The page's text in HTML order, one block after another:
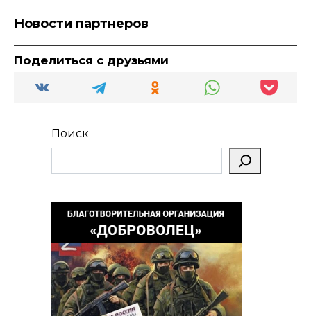
Новости партнеров
Поделиться с друзьями
Поиск